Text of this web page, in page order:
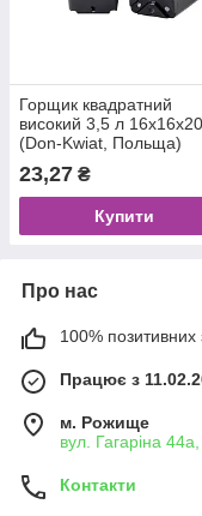
Горщик квадратний
високий 3,5 л
(Don-Kwiat, Польща)
23,27 ₴
Купити
Про нас
100% позитивних
Працює з
м. Рожище
вул. Гагаріна
Контакти